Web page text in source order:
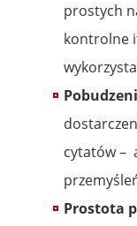
prostych
kontrolne
cytatów –
Prostota